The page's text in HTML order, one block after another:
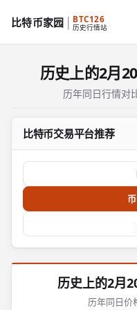
比特币家园 BTC126
历史行情站
历史上的2月
历年同日行情对
比特币交易平台推荐
历史上的2月
历年同日价